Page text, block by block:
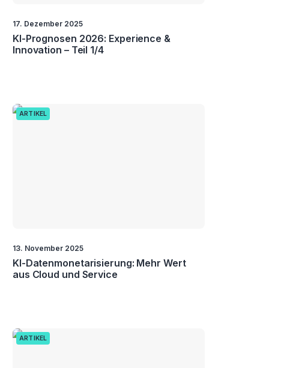
17. Dezember 2025
KI-Prognosen 2026: Experience &
Innovation – Teil 1/4
ARTIKEL
13. November 2025
KI-Datenmonetarisierung: Mehr Wert
aus Cloud und Service
ARTIKEL